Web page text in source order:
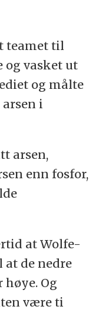
teamet til
og vasket ut
og målte
i
arsen,
enn fosfor,
at Wolfe-
de nedre
høye. Og
være ti